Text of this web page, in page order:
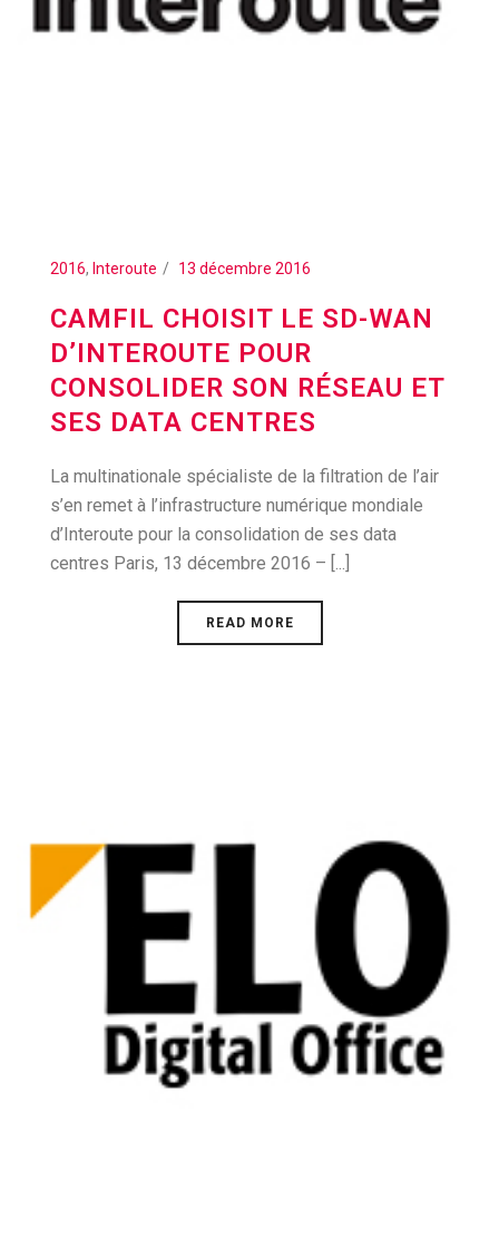
2016, Interoute 13 décembre 2016
CAMFIL CHOISIT LE SD-WAN
D’INTEROUTE POUR
CONSOLIDER SON RÉSEAU ET
SES DATA CENTRES
La multinationale spécialiste de la filtration de l’air
s’en remet à l’infrastructure numérique mondiale
d’Interoute pour la consolidation de ses data
centres Paris, 13 décembre 2016 – [...]
READ MORE